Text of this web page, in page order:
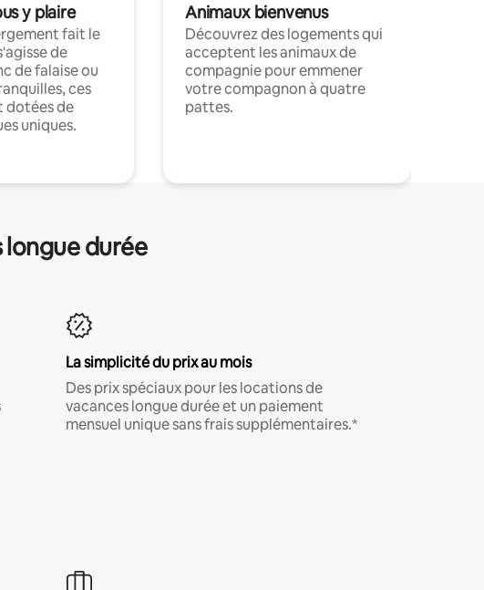
y plaire
fait le
de
de falaise ou
ces
dotées de
uniques.
Animaux bienvenus
Découvrez des logements qui
acceptent les animaux de
compagnie pour emmener
votre compagnon à quatre
pattes.
longue durée
La simplicité du prix au mois
Des prix spéciaux pour les locations de
vacances longue durée et un paiement
mensuel unique sans frais supplémentaires.*